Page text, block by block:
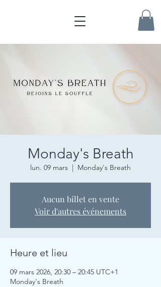
Monday's Breath
lun. 09 mars
  |
Monday's Breath
Aucun billet en vente
Voir d'autres événements
Heure et lieu
09 mars 2026, 20:30 – 20:45 UTC+1
Monday's Breath